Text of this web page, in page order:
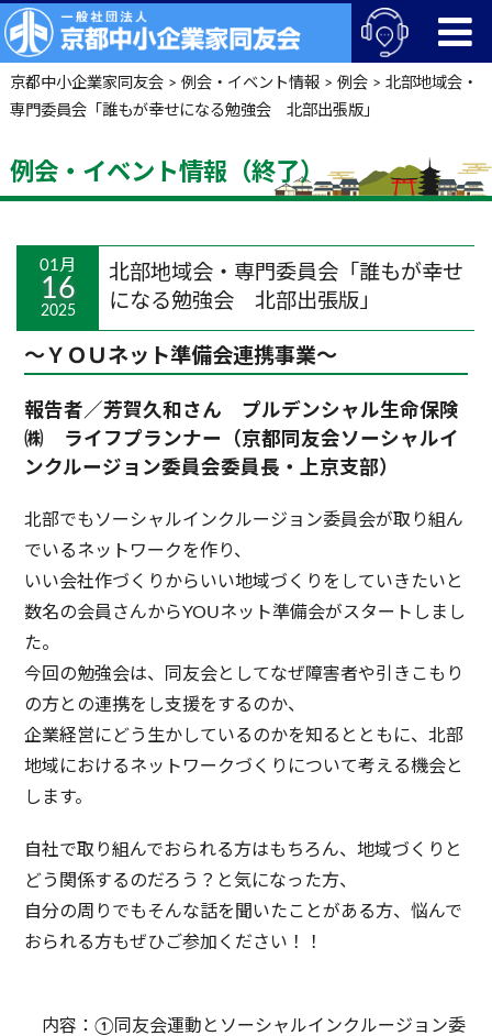
京都中小企業家同友会> 例会・イベント情報> 例会> 北部地域会・
専門委員会「誰もが幸せになる勉強会 北部出張版」
例会・イベント情報（終了）
01月
16
2025
北部地域会・専門委員会「誰もが幸せ
になる勉強会 北部出張版」
～ＹＯＵネット準備会連携事業～
報告者／芳賀久和さん プルデンシャル生命保険
㈱ ライフプランナー（京都同友会ソーシャルイ
ンクルージョン委員会委員長・上京支部）
北部でもソーシャルインクルージョン委員会が取り組ん
でいるネットワークを作り、
いい会社作づくりからいい地域づくりをしていきたいと
数名の会員さんからYOUネット準備会がスタートしまし
た。
今回の勉強会は、同友会としてなぜ障害者や引きこもり
の方との連携をし支援をするのか、
企業経営にどう生かしているのかを知るとともに、北部
地域におけるネットワークづくりについて考える機会と
します。
自社で取り組んでおられる方はもちろん、地域づくりと
どう関係するのだろう？と気になった方、
自分の周りでもそんな話を聞いたことがある方、悩んで
おられる方もぜひご参加ください！！
内容：①同友会運動とソーシャルインクルージョン委